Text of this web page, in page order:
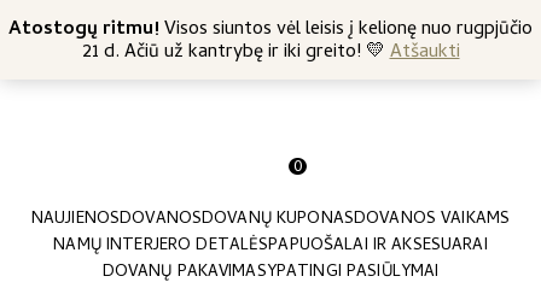
Atostogų ritmu!Visos siuntos vėl leisis į kelionę nuo rugpjūčio
21 d. Ačiū už kantrybę ir iki greito! 💛Atšaukti
Nemokamas siuntimas nuo 45 Eur +370 682 57369
0
NAUJIENOSDOVANOSDOVANŲ KUPONASDOVANOS VAIKAMS
NAMŲ INTERJERO DETALĖSPAPUOŠALAI IR AKSESUARAI
DOVANŲ PAKAVIMASYPATINGI PASIŪLYMAI